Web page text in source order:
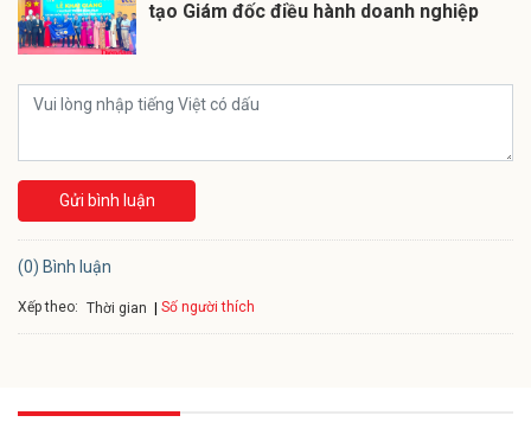
tạo Giám đốc điều hành doanh nghiệp
Gửi bình luận
(0) Bình luận
Xếp theo: Thời gian Số người thích